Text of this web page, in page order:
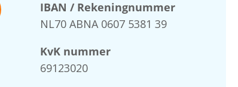
IBAN / Rekeningnummer
NL70 ABNA 0607 5381 39
KvK nummer
69123020